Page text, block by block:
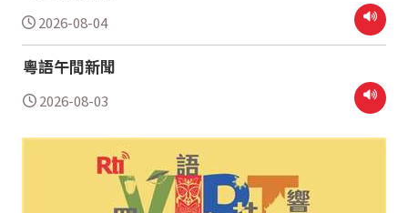
2026-08-04
粵語午間新聞
2026-08-03